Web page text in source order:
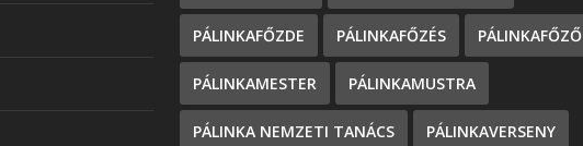
PÁLINKAFŐZDE PÁLINKAFŐZÉS PÁLINKAFŐZŐ
PÁLINKAMESTER PÁLINKAMUSTRA
PÁLINKA NEMZETI TANÁCS PÁLINKAVERSENY